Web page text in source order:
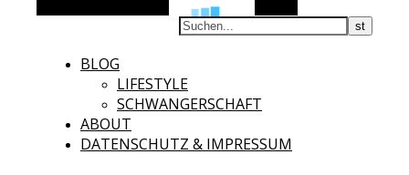
BLOG
LIFESTYLE
SCHWANGERSCHAFT
ABOUT
DATENSCHUTZ & IMPRESSUM